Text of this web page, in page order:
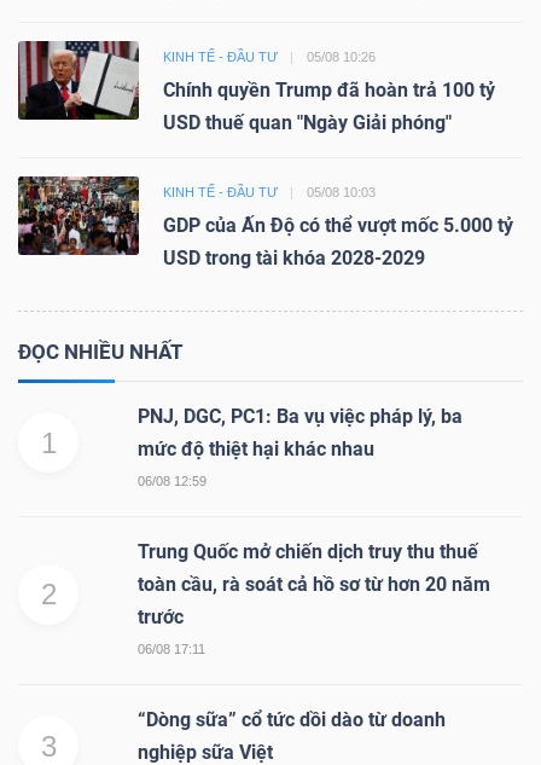
KINH TẾ - ĐẦU TƯ 05/08 10:26
Chính quyền Trump đã hoàn trả 100 tỷ
USD thuế quan "Ngày Giải phóng"
KINH TẾ - ĐẦU TƯ 05/08 10:03
GDP của Ấn Độ có thể vượt mốc 5.000 tỷ
USD trong tài khóa 2028-2029
ĐỌC NHIỀU NHẤT
1
PNJ, DGC, PC1: Ba vụ việc pháp lý, ba
mức độ thiệt hại khác nhau
06/08 12:59
2
Trung Quốc mở chiến dịch truy thu thuế
toàn cầu, rà soát cả hồ sơ từ hơn 20 năm
trước
06/08 17:11
3
“Dòng sữa” cổ tức dồi dào từ doanh
nghiệp sữa Việt